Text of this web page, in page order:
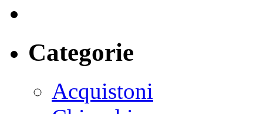
Categorie
Acquistoni